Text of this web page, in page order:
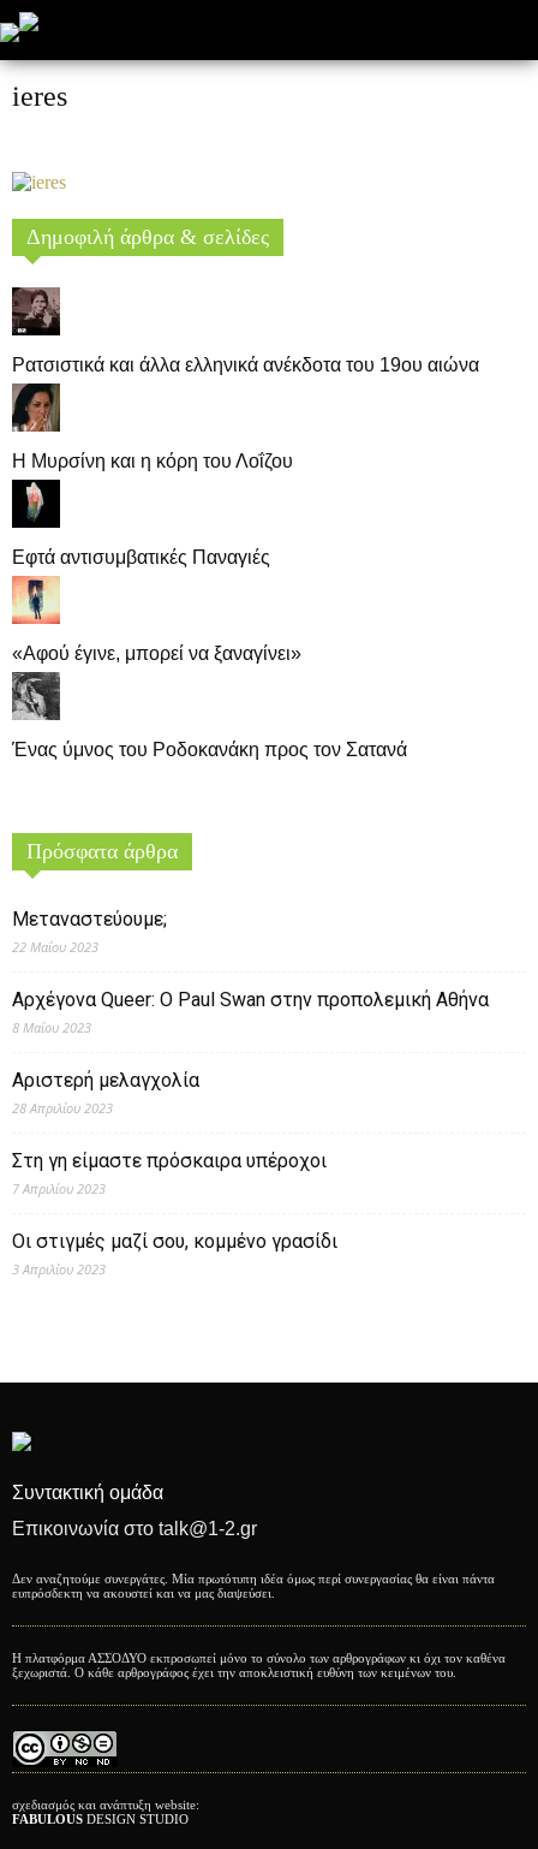
ieres
Δημοφιλή άρθρα & σελίδες
Ρατσιστικά και άλλα ελληνικά ανέκδοτα του 19ου αιώνα
Η Μυρσίνη και η κόρη του Λοΐζου
Εφτά αντισυμβατικές Παναγιές
«Αφού έγινε, μπορεί να ξαναγίνει»
Ένας ύμνος του Ροδοκανάκη προς τον Σατανά
Πρόσφατα άρθρα
Μεταναστεύουμε;
22 Μαΐου 2023
Αρχέγονα Queer: O Paul Swan στην προπολεμική Αθήνα
8 Μαΐου 2023
Αριστερή μελαγχολία
28 Απριλίου 2023
Στη γη είμαστε πρόσκαιρα υπέροχοι
7 Απριλίου 2023
Οι στιγμές μαζί σου, κομμένο γρασίδι
3 Απριλίου 2023
Συντακτική ομάδα
Επικοινωνία στο talk@1-2.gr
Δεν αναζητούμε συνεργάτες. Μία πρωτότυπη ιδέα όμως περί συνεργασίας θα είναι πάντα
ευπρόσδεκτη να ακουστεί και να μας διαψεύσει.
Η πλατφόρμα ΑΣΣΟΔΥΟ εκπροσωπεί μόνο το σύνολο των αρθρογράφων κι όχι τον καθένα
ξεχωριστά. Ο κάθε αρθρογράφος έχει την αποκλειστική ευθύνη των κειμένων του.
σχεδιασμός και ανάπτυξη website:
FABULOUS DESIGN STUDIO